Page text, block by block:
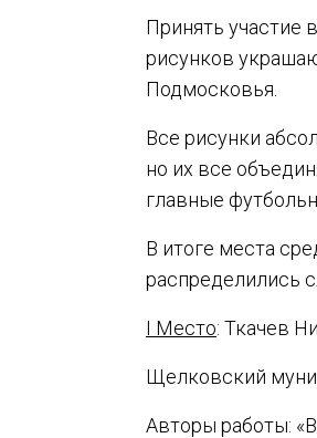
Принять участие
рисунков
Подмосковья.
Все рисунки
но их все
главные
В итоге места
распределились
I Место: Ткачев
Щелковский
Авторы работы: